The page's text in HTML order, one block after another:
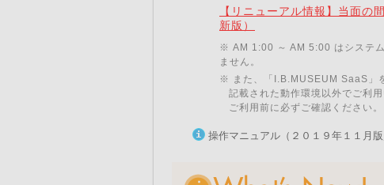
【リニューアル情報】当面
新版）
※ AM 1:00 ～ AM 5:00 はシステ
ません。
※ また、「I.B.MUSEUM SaaS」
記載された動作環境以外でご利
ご利用前に必ずご確認ください。
操作マニュアル（２０１９年１１月